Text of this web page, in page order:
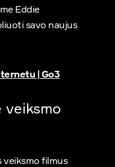
Eddie
savo naujus
| Go3
veiksmo
filmus